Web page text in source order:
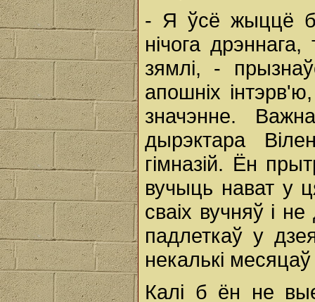
- Я ўсё жыццё
нічога
зямлі, -
апошніх
значэнне.
дырэктара
гімназій. Ён
вучыць нават у
сваіх вучняў і
падлеткаў у
некалькі
Калі б ён не